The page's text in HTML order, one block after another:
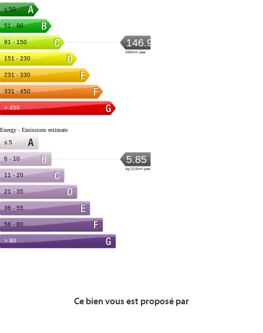
Ce bien vous est proposé par